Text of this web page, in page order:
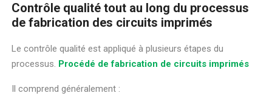
Contrôle qualité tout au long du processus
de fabrication des circuits imprimés
Le contrôle qualité est appliqué à plusieurs étapes du
processus. Procédé de fabrication de circuits imprimés
Il comprend généralement :